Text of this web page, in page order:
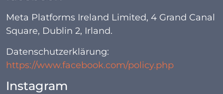
Meta Platforms Ireland Limited, 4 Grand Canal
Square, Dublin 2, Irland.
Datenschutzerklärung:
https://www.facebook.com/policy.php
Instagram